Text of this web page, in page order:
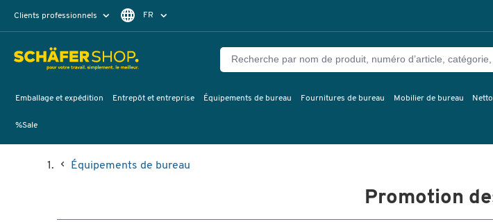
Clients professionnels FR
Emballage et expédition Entrepôt et entreprise Équipements de bureau Fournitures de bureau Mobilier de bureau
%Sale
Équipements de bureau
Promotion